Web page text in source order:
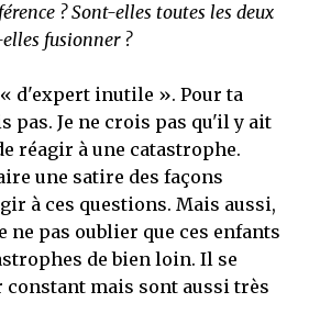
? Sont-elles toutes les deux
fusionner ?
d'expert inutile ». Pour ta
pas. Je ne crois pas qu'il y ait
réagir à une catastrophe.
une satire des façons
à ces questions. Mais aussi,
pas oublier que ces enfants
de bien loin. Il se
constant mais sont aussi très